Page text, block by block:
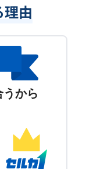
由
から